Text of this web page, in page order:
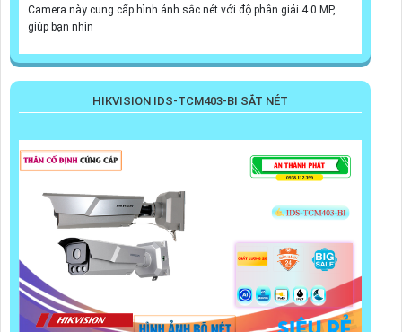
Camera này cung cấp hình ảnh sắc nét với độ phân giải 4.0 MP,
giúp bạn nhìn
HIKVISION IDS-TCM403-BI SẮT NÉT